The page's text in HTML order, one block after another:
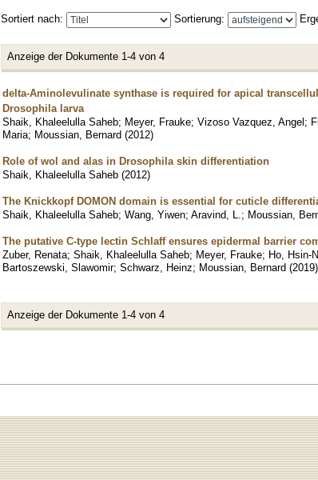
Sortiert nach: Sortierung:
Anzeige der Dokumente 1-4 von 4
delta-Aminolevulinate synthase is required for apical
Drosophila larva
Shaik, Khaleelulla Saheb; Meyer, Frauke; Vizoso Vazquez, Angel;
Maria; Moussian, Bernard (2012)
Role of wol and alas in Drosophila skin differentiation
Shaik, Khaleelulla Saheb (2012)
The Knickkopf DOMON domain is essential for cuticle
Shaik, Khaleelulla Saheb; Wang, Yiwen; Aravind, L. ; Moussian,
The putative C-type lectin Schlaff ensures epidermal barrier
Zuber, Renata; Shaik, Khaleelulla Saheb; Meyer, Frauke; Ho, Hsin-
Bartoszewski, Slawomir; Schwarz, Heinz; Moussian, Bernard (2019)
Anzeige der Dokumente 1-4 von 4